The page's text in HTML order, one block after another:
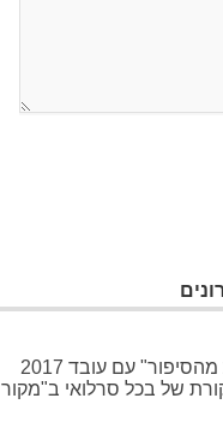
"מה למדת מהסיפור" עם עובד 2017
של בכל סרלואי ב"מקור